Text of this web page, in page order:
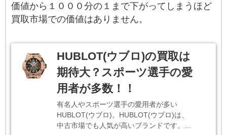
価値から１０００分の１まで下がってしまうほど
買取市場での価値はありません。
HUBLOT(ウブロ)の買取は
期待大？スポーツ選手の愛
用者が多数！！
有名人やスポーツ選手の愛用者が多い
HUBLOT(ウブロ)。HUBLOT(ウブロ)は、
中古市場でも人気が高いブランドです。…